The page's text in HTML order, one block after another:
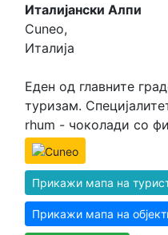
Италијански Алпи
Cuneo,
Италија
Еден од главните
туризам.
rhum - чоколади со
Прикажи мапа на
Прикажи мапа на